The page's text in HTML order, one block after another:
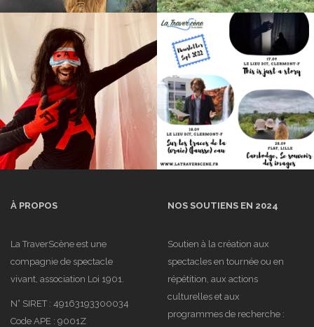
04/2021 :
Spectacle
sur l’origine
de la
Chaîne des
Puys-faille
de
Limagne
09/2021 :
Lancement
du
programme
FRRRAGILE
Scène
11/2021 :
« Cambodge,
Se souvenir
des images »
Recherche Création
12/2021 :
FRRRAGILE,
retour en
images
Scène Scène
À PROPOS
La TraverScène est une
compagnie de spectacle
vivant, association Loi 1901.
N° SIRET : 49163193300034
Code APE : 9001Z
NOS SOUTIENS EN 2024
Soutien à la création aux
spectacles en tournée ou en
répétition, aux actions
culturelles et aux
programmes de recherche :